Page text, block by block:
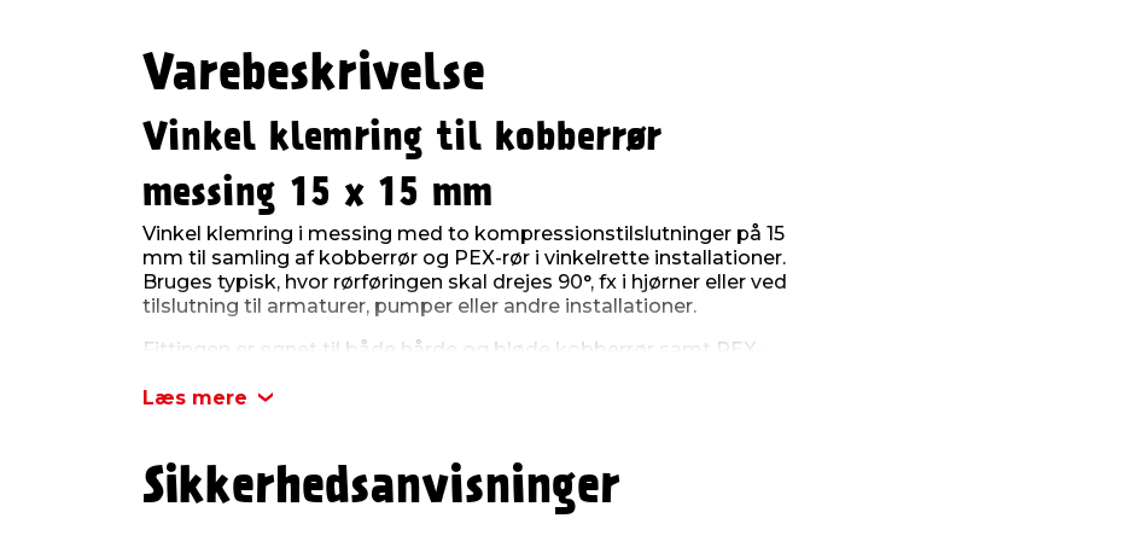
Varebeskrivelse
Vinkel klemring til kobberrør
messing 15 x 15 mm
Vinkel klemring i messing med to kompressionstilslutninger på 15
mm til samling af kobberrør og PEX-rør i vinkelrette installationer.
Bruges typisk, hvor rørføringen skal drejes 90°, fx i hjørner eller ved
tilslutning til armaturer, pumper eller andre installationer.
Fittingen er egnet til både hårde og bløde kobberrør samt PEX-
anvende støttebøsninger for at sikre korrekt tætning og stabilitet
Produktdetaljer:
Læs mere
Sikkerhedsanvisninger